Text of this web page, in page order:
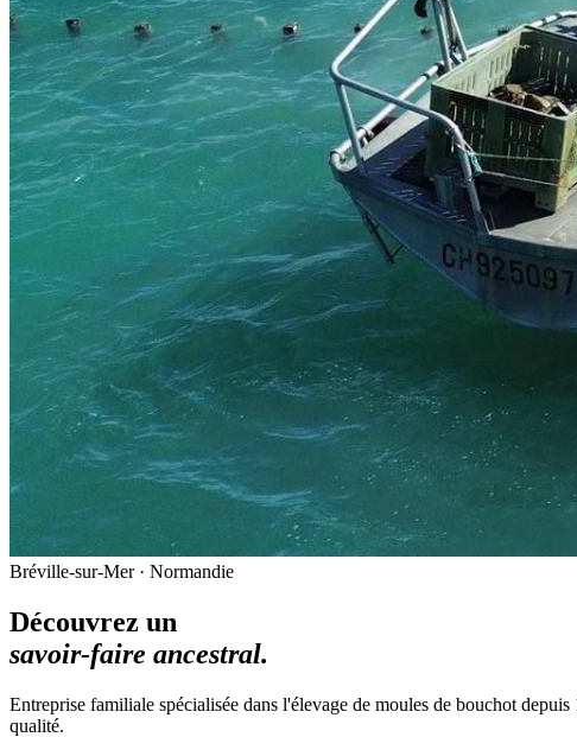
Bréville-sur-Mer · Normandie
Découvrez un
savoir-faire ancestral.
Entreprise familiale spécialisée dans l'élevage de moules de bouchot
qualité.